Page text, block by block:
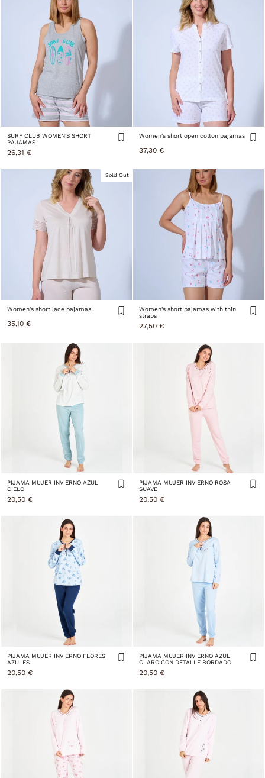
SURF CLUB WOMEN'S SHORT
PAJAMAS
26,31 €
Women's short open cotton pajamas
37,30 €
Sold Out
Women's short lace pajamas
35,10 €
Women's short pajamas with thin
straps
27,50 €
PIJAMA MUJER INVIERNO AZUL
CIELO
20,50 €
PIJAMA MUJER INVIERNO ROSA
SUAVE
20,50 €
PIJAMA MUJER INVIERNO FLORES
AZULES
20,50 €
PIJAMA MUJER INVIERNO AZUL
CLARO CON DETALLE BORDADO
20,50 €